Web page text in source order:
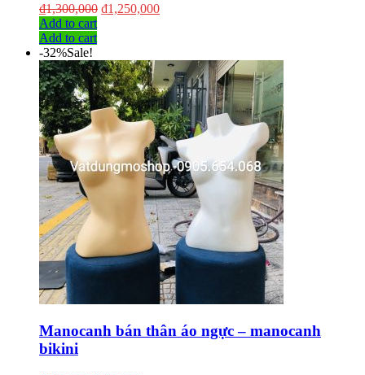
₫1,300,000 ₫1,250,000
Add to cart
Add to cart
-32%Sale!
Manocanh bán thân áo ngực – manocanh
bikini